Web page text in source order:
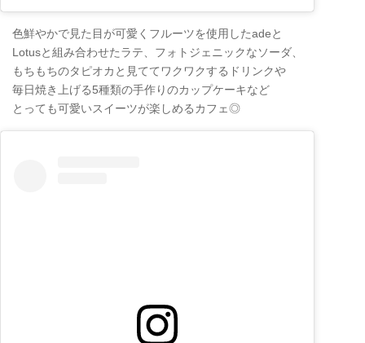
色鮮やかで見た目が可愛くフルーツを使用したadeと
Lotusと組み合わせたラテ、フォトジェニックなソーダ、
もちもちのタピオカと見ててワクワクするドリンクや
毎日焼き上げる5種類の手作りのカップケーキなど
とっても可愛いスイーツが楽しめるカフェ◎